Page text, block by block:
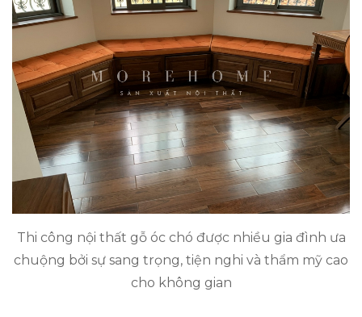
Thi công nội thất gỗ óc chó được nhiều gia đình ưa
chuộng bởi sự sang trọng, tiện nghi và thẩm mỹ cao
cho không gian